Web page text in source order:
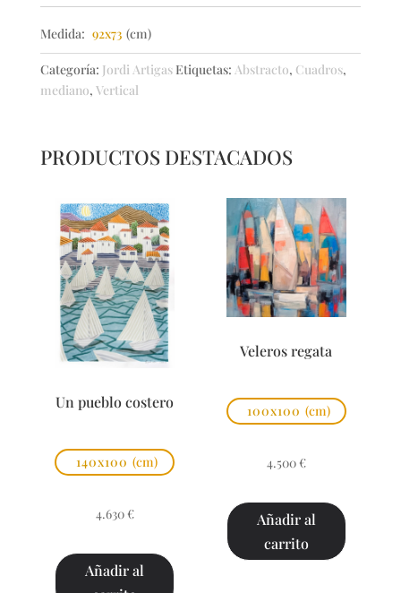
Medida: 92x73 (cm)
Categoría: Jordi Artigas Etiquetas: Abstracto, Cuadros,
mediano, Vertical
PRODUCTOS DESTACADOS
Un pueblo costero
140x100 (cm)
4.630 €
Añadir al
Veleros regata
100x100 (cm)
4.500 €
Añadir al
carrito